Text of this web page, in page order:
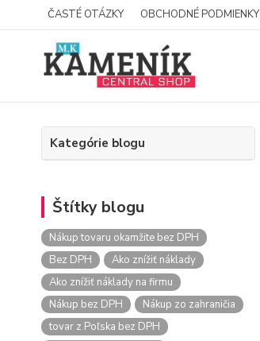
ČASTÉ OTÁZKY OBCHODNÉ PODMIENKY
Kategórie blogu
Štítky blogu
Nákup tovaru okamžite bez DPH
Bez DPH
Ako znížiť náklady
Ako znížiť náklady na firmu
Nákup bez DPH
Nákup zo zahraničia
tovar z Poľska bez DPH